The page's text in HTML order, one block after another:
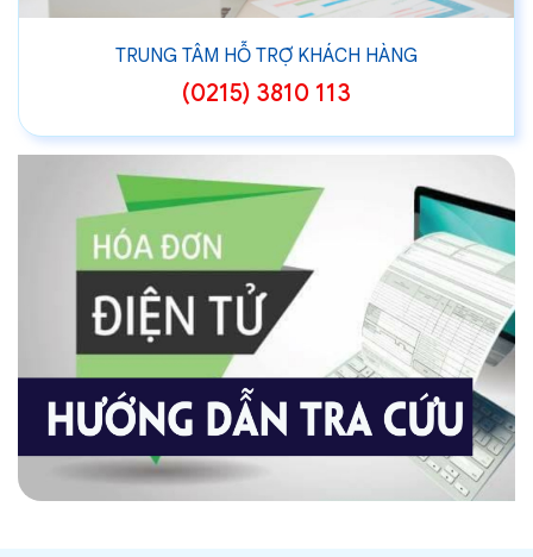
TRUNG TÂM HỖ TRỢ KHÁCH HÀNG
(0215) 3810 113